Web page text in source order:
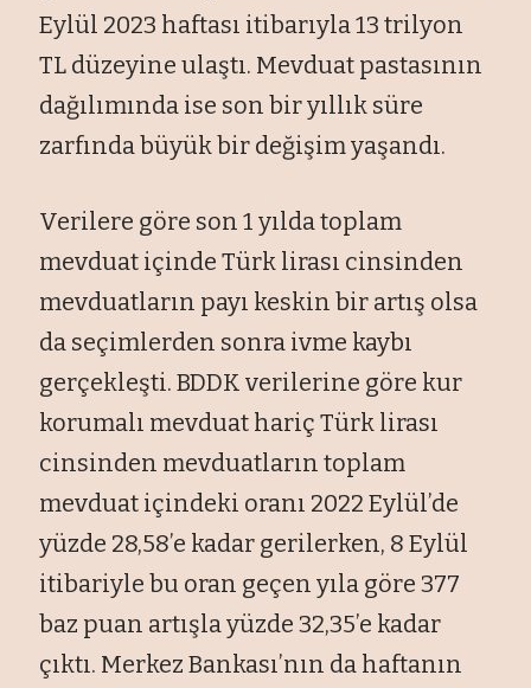
Eylül 2023 haftası itibarıyla 13 trilyon
TL düzeyine ulaştı. Mevduat pastasının
dağılımında ise son bir yıllık süre
zarfında büyük bir değişim yaşandı.
Verilere göre son 1 yılda toplam
mevduat içinde Türk lirası cinsinden
mevduatların payı keskin bir artış olsa
da seçimlerden sonra ivme kaybı
gerçekleşti. BDDK verilerine göre kur
korumalı mevduat hariç Türk lirası
cinsinden mevduatların toplam
mevduat içindeki oranı 2022 Eylül’de
yüzde 28,58’e kadar gerilerken, 8 Eylül
itibariyle bu oran geçen yıla göre 377
baz puan artışla yüzde 32,35’e kadar
çıktı. Merkez Bankası’nın da haftanın